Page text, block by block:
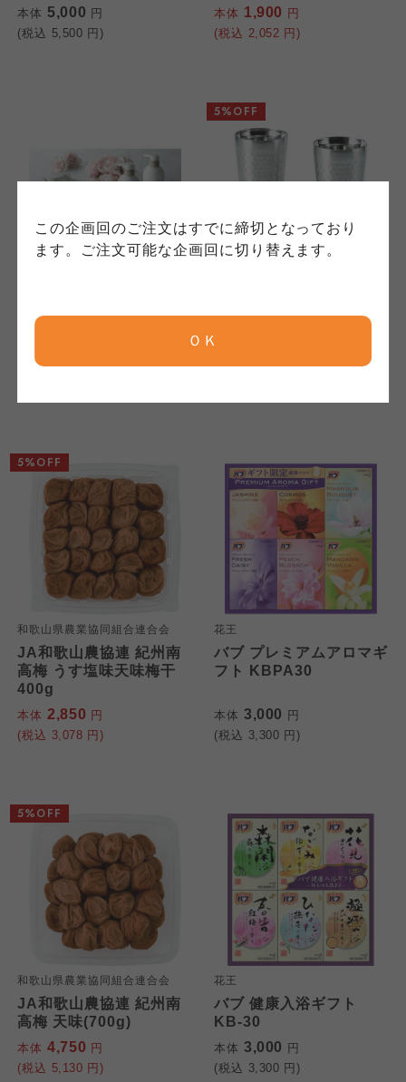
この企画回のご注文はすでに締切となっており
ます。ご注文可能な企画回に切り替えます。
ＯＫ
本体 5,000 円
(税込 5,500 円)
本体 1,900 円
(税込 2,052 円)
ディソープ ギフト
本体3,000円
ンブラー 木箱
本体3,325円
5%OFF
和歌山県農業協同組合連合会
JA和歌山農協連 紀州南
高梅 うす塩味天味梅干
400g
本体 2,850 円
(税込 3,078 円)
5%OFF
花王
バブ プレミアムアロマギ
フト KBPA30
本体 3,000 円
(税込 3,300 円)
和歌山県農業協同組合連合会
JA和歌山農協連 紀州南
高梅 天味(700g)
本体 4,750 円
(税込 5,130 円)
5%OFF
花王
バブ 健康入浴ギフト
KB-30
本体 3,000 円
(税込 3,300 円)
このサイトは7つの生協から業務委託を受けて、
確認のうえ、ご利用ください。なお、クチコミ
投稿については、利用約款の細則として規定さ
れています。
コープしが
ならコープ
よどがわ市民生協
大阪いずみ市民生協
わかやま市民生協
コープきんき事業連合が運営しています。お預
かりしている個人情報については、コープ事業
コープ事業連合、ならびに各生協の「個人情報
保護方針」については各生協のボタンをクリッ
クしてご確認ください。
コープしが
ならコープ
よどがわ市民生協
大阪いずみ市民生協
わかやま市民生協
このサイトは7つの生協から業務委託を受けて、
各生協の「特定商取引法に基づく表記につい
て」については各生協のボタンをクリックして
ご確認ください。
コープしが
ならコープ
よどがわ市民生協
大阪いずみ市民生協
わかやま市民生協